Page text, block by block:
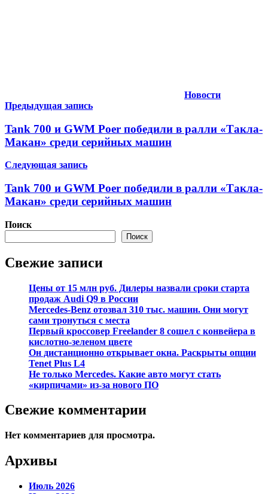
Новости
Навигация
по
записям
Предыдущая запись
Tank 700 и GWM Poer победили в ралли «Такла-
Макан» среди серийных машин
Следующая запись
Tank 700 и GWM Poer победили в ралли «Такла-
Макан» среди серийных машин
Поиск
Поиск
Свежие записи
Цены от 15 млн руб. Дилеры назвали сроки старта
продаж Audi Q9 в России
Mercedes-Benz отозвал 310 тыс. машин. Они могут
сами тронуться с места
Первый кроссовер Freelander 8 сошел с конвейера в
кислотно-зеленом цвете
Он дистанционно открывает окна. Раскрыты опции
Tenet Plus L4
Не только Mercedes. Какие авто могут стать
«кирпичами» из-за нового ПО
Свежие комментарии
Нет комментариев для просмотра.
Архивы
Июль 2026